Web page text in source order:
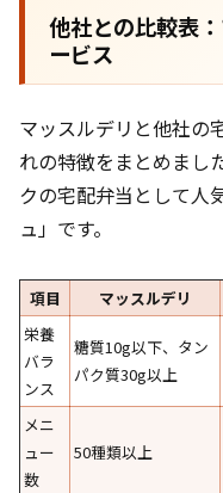
他社との比較表
ービス
マッスルデリと他社の
れの特徴をまとめまし
クの宅配弁当として人
ュ」です。
項目 マッスルデリ
栄養
バラ
ンス
糖質10g以下、タン
パク質30g以上
メニ
ュー
数
50種類以上